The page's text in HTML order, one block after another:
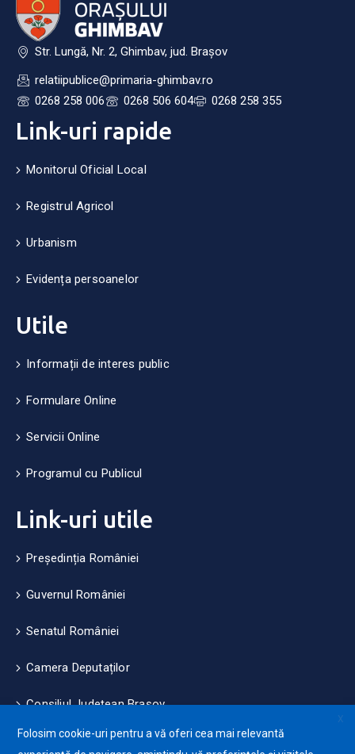
Str. Lungă, Nr. 2, Ghimbav, jud. Brașov
relatiipublice@primaria-ghimbav.ro
0268 258 006
0268 506 604 0268 258 355
Link-uri rapide
Monitorul Oficial Local
Registrul Agricol
Urbanism
Evidența persoanelor
Utile
Informații de interes public
Formulare Online
Servicii Online
Programul cu Publicul
Link-uri utile
Președinția României
Guvernul României
Senatul României
Camera Deputaților
Consiliul Județean Brașov
Măsuri de mediu și climă
X
Folosim cookie-uri pentru a vă oferi cea mai relevantă